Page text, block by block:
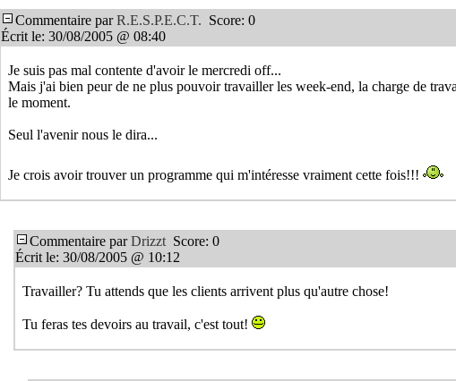
Commentaire parR.E.S.P.E.C.T. Score: 0
Écrit le: 30/08/2005 @ 08:40
Je suis pas mal contente d'avoir le mercredi off...
Mais j'ai bien peur de ne plus pouvoir travailler les week-end, la charge de
le moment.
Seul l'avenir nous le dira...
Je crois avoir trouver un programme qui m'intéresse vraiment cette fois!!!
Commentaire parDrizzt Score: 0
Écrit le: 30/08/2005 @ 10:12
Travailler? Tu attends que les clients arrivent plus qu'autre chose!
Tu feras tes devoirs au travail, c'est tout!